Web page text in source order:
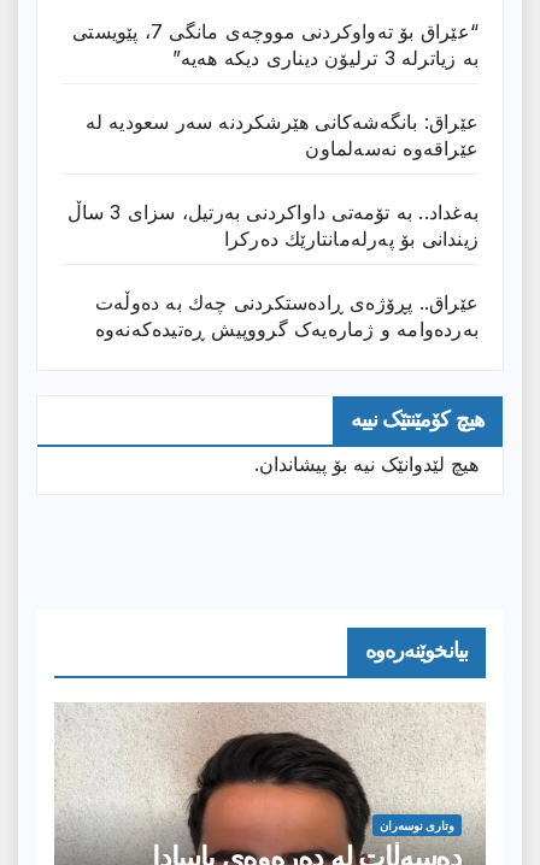
“عێراق بۆ تەواوکردنی مووچەی مانگى 7، پێویستی
بە زیاترلە 3 ترلیۆن دیناری دیکە هەیە”
عێراق: بانگەشەكانی هێرشكردنە سەر سعودیە لە
عێراقەوە نەسەلماون
بەغداد.. بە تۆمەتی داواكردنی بەرتیل، سزای 3 ساڵ
زیندانی بۆ پەرلەمانتارێك دەركرا
عێراق.. پڕۆژەی ڕادەستكردنی چەك بە دەوڵەت
بەردەوامە و ژمارەیەک گرووپیش ڕەتیدەکەنەوە
هیچ کۆمێنتێک نییە
هیچ لێدوانێک نیە بۆ پیشاندان.
بیانخوێنەرەوە
وتارى نوسەران
دەسەڵات لە دەرەوەی یاسادا